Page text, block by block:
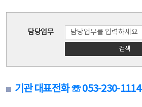
담당업무
검색
기관 대표전화 ☏ 053-230-1114